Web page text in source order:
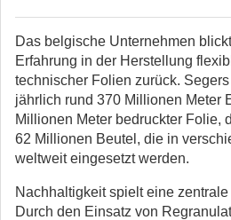
Das belgische Unternehmen
Erfahrung in der Herstellung
technischer Folien zurück.
jährlich rund 370 Millionen Meter
Millionen Meter bedruckter Folie,
62 Millionen Beutel, die in
weltweit eingesetzt werden.
Nachhaltigkeit spielt eine
Durch den Einsatz von